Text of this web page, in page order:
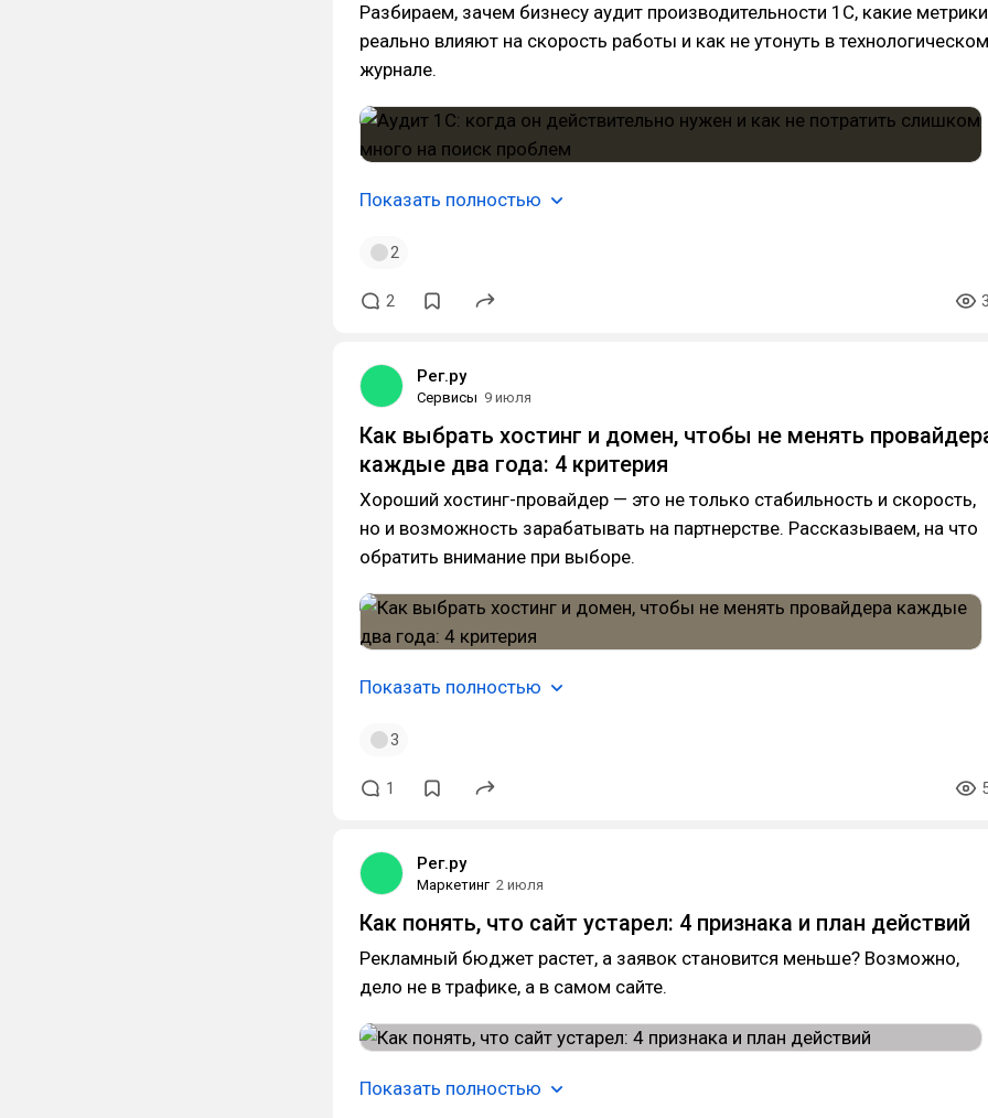
Разбираем, зачем бизнесу аудит производительности 1С, какие метрики
реально влияют на скорость работы и как не утонуть в технологическом
журнале.
Показать полностью
2
2
Рег.ру
Сервисы 9 июля
Как выбрать хостинг и домен, чтобы не менять
каждые два года: 4 критерия
Хороший хостинг-провайдер — это не только стабильность и скорость,
но и возможность зарабатывать на партнерстве. Рассказываем, на что
обратить внимание при выборе.
Показать полностью
3
1
Рег.ру
Маркетинг 2 июля
Как понять, что сайт устарел: 4 признака и план действий
Рекламный бюджет растет, а заявок становится меньше? Возможно,
дело не в трафике, а в самом сайте.
Показать полностью